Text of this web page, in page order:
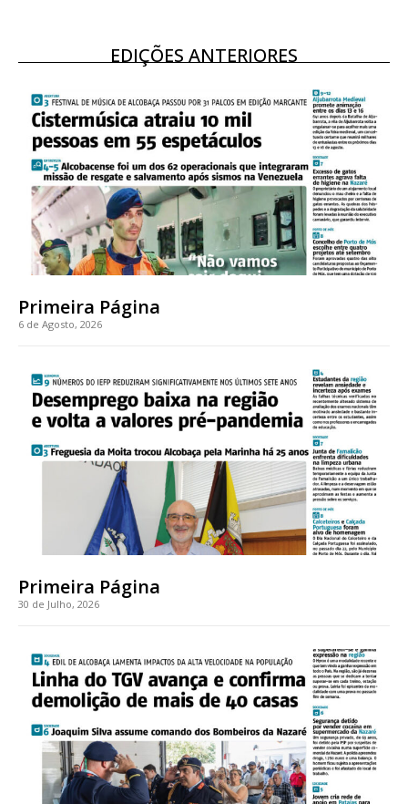
Planos de Assinatura
Faça-se assinante do Região de Cister e ajude-nos a manter este serviço
Sendo assinante terá acesso a todos os conteúdos exclusivos e versões
digitais.
Escolha o plano de assinatura desejado:
32€
12 meses
Edição em papel entregue à Quinta-feira em sua
EDIÇÕES ANTERIORES
Primeira Página
6 de Agosto, 2026
Primeira Página
30 de Julho, 2026